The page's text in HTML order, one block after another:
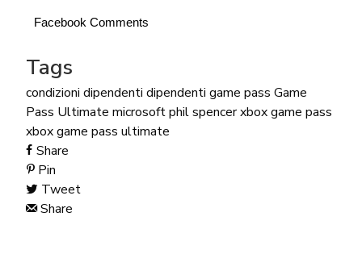
Facebook Comments
Tags
condizioni dipendenti dipendenti game pass Game
Pass Ultimate microsoftphil spencerxbox game pass
xbox game pass ultimate
Share
Pin
Tweet
Share